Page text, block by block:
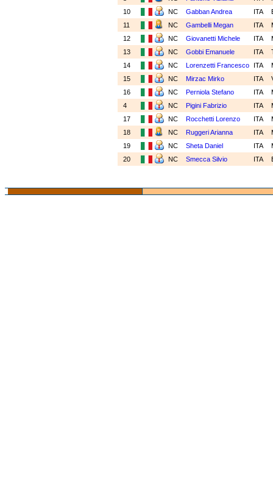
10
NC Gabban Andrea ITA
11
NC Gambelli Megan ITA
12
NC Giovanetti Michele ITA
13
NC Gobbi Emanuele ITA
14
NC Lorenzetti Francesco ITA
15
NC Mirzac Mirko ITA
16
NC Perniola Stefano ITA
4
NC Pigini Fabrizio ITA
17
NC Rocchetti Lorenzo ITA
18
NC Ruggeri Arianna ITA
19
NC Sheta Daniel ITA
20
NC Smecca Silvio ITA